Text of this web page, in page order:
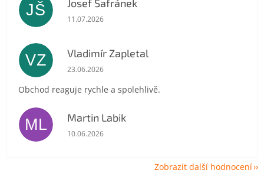
JŠ Josef Šafránek
Hodnocení obchodu je 5 z 5 hvězdiček.
11.07.2026
VZ Vladimír Zapletal
Hodnocení obchodu je 5 z 5 hvězdiček.
23.06.2026
Obchod reaguje rychle a spolehlivě.
ML Martin Labik
Hodnocení obchodu je 5 z 5 hvězdiček.
10.06.2026
Zobrazit další hodnocení